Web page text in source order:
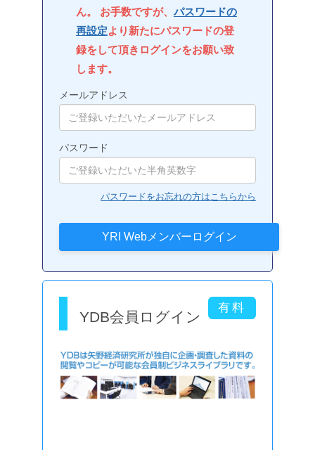
ん。 お手数ですが、 パスワードの
再設定より新たにパスワードの登
録をして頂きログインをお願い致
します。
メールアドレス
パスワード
パスワードをお忘れの方はこちらから
YDB会員ログイン